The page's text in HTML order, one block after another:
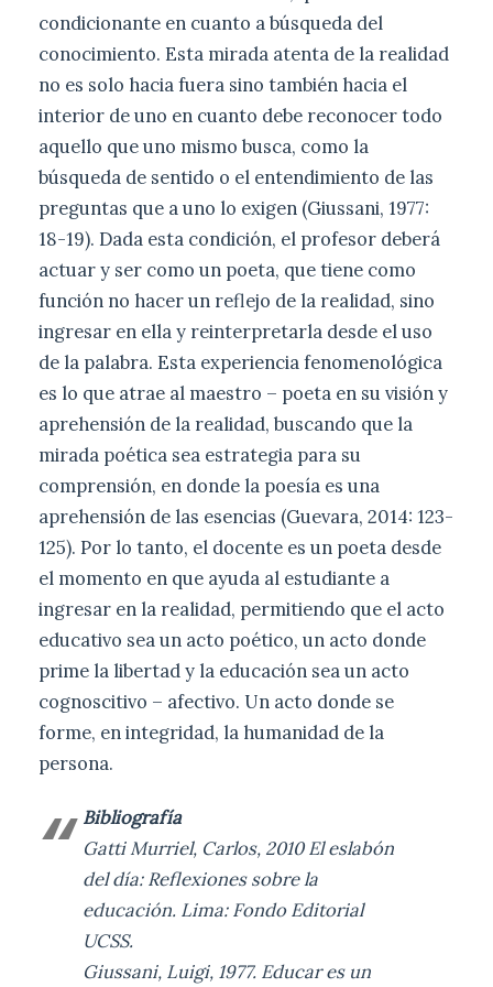
condicionante en cuanto a búsqueda del
conocimiento. Esta mirada atenta de la realidad
no es solo hacia fuera sino también hacia el
interior de uno en cuanto debe reconocer todo
aquello que uno mismo busca, como la
búsqueda de sentido o el entendimiento de las
preguntas que a uno lo exigen (Giussani, 1977:
18-19). Dada esta condición, el profesor deberá
actuar y ser como un poeta, que tiene como
función no hacer un reflejo de la realidad, sino
ingresar en ella y reinterpretarla desde el uso
de la palabra. Esta experiencia fenomenológica
es lo que atrae al maestro – poeta en su visión y
aprehensión de la realidad, buscando que la
mirada poética sea estrategia para su
comprensión, en donde la poesía es una
aprehensión de las esencias (Guevara, 2014: 123-
125). Por lo tanto, el docente es un poeta desde
el momento en que ayuda al estudiante a
ingresar en la realidad, permitiendo que el acto
educativo sea un acto poético, un acto donde
prime la libertad y la educación sea un acto
cognoscitivo – afectivo. Un acto donde se
forme, en integridad, la humanidad de la
persona.
Bibliografía
Gatti Murriel, Carlos, 2010 El eslabón
del día: Reflexiones sobre la
educación. Lima: Fondo Editorial
UCSS.
Giussani, Luigi, 1977. Educar es un